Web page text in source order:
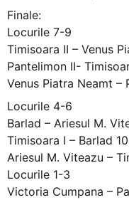
Finale:
Locurile 7-9
Timisoara II – Venus
Pantelimon II-
Venus Piatra Neamt –
Locurile 4-6
Barlad – Ariesul M.
Timisoara I – Barlad
Ariesul M. Viteazu –
Locurile 1-3
Victoria Cumpana –